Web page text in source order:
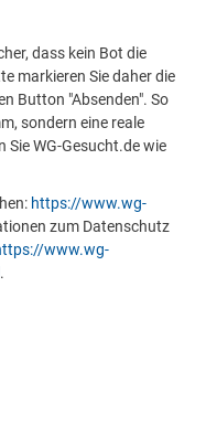
dass kein Bot die
markieren Sie daher die
Button "Absenden". So
sondern eine reale
Sie WG-Gesucht.de wie
https://www.wg-
zum Datenschutz
www.wg-
.